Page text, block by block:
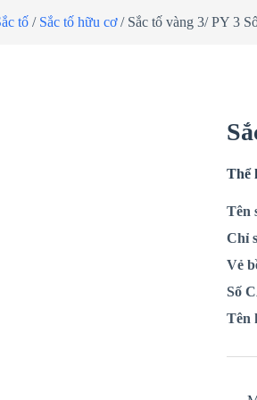
tố / Sắc tố hữu cơ/ Sắc tố vàng 3/ PY 3
Thể
Tên
Chỉ
Vẻ
Số
Tên